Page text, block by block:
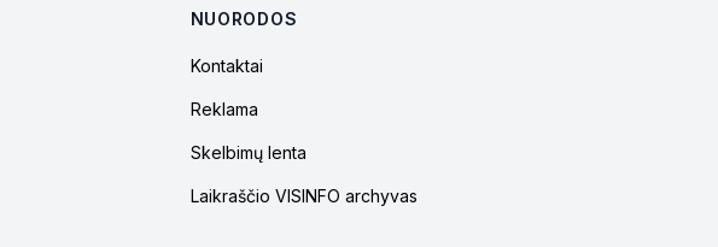
NUORODOS
Kontaktai
Reklama
Skelbimų lenta
Laikraščio VISINFO archyvas